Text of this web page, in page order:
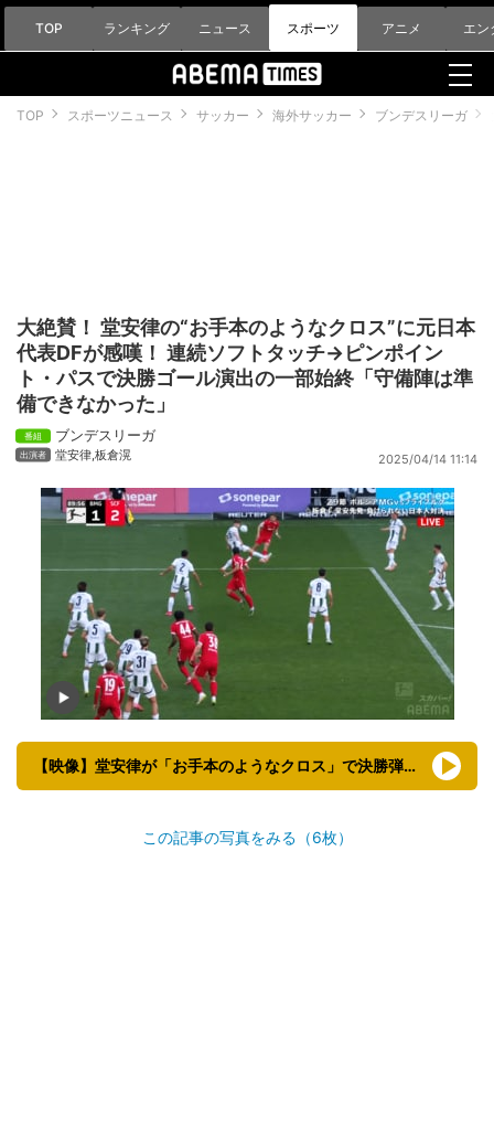
TOP ランキング ニュース スポーツ アニメ エン
TOP スポーツニュース サッカー 海外サッカー ブンデスリーガ
大絶賛！ 堂安律の“お手本のようなクロス”に元日本
代表DFが感嘆！ 連続ソフトタッチ→ピンポイン
ト・パスで決勝ゴール演出の一部始終「守備陣は準
備できなかった」
ブンデスリーガ
堂安律,板倉滉 2025/04/14 11:14
【映像】堂安律が「お手本のようなクロス」で決勝弾アシスト
この記事の写真をみる（6枚）